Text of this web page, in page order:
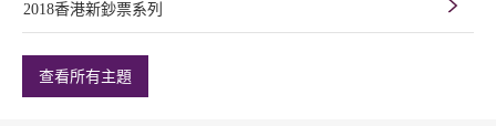
2018香港新鈔票系列
查看所有主題